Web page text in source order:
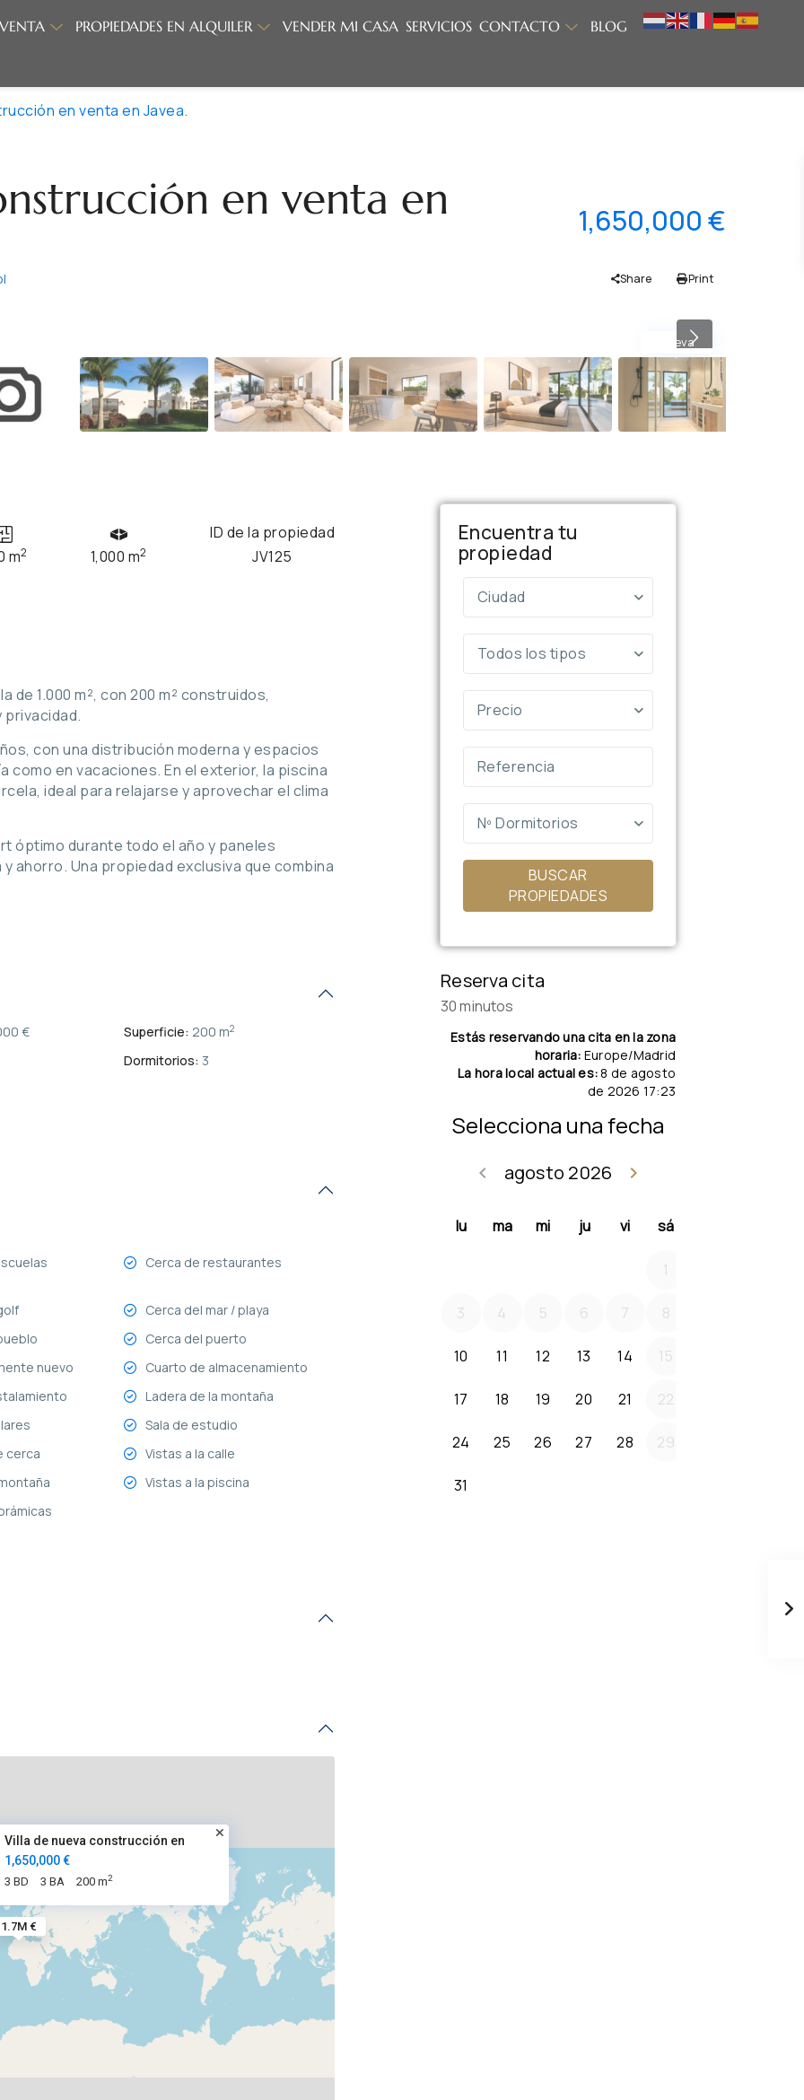
PROPIEDADES EN ALQUILER VENDER MI CASA SERVICIOS CONTACTO BLOG
en venta en Javea.
en venta en
1,650,000 €
Share Print
NuevaPrevious
m2 1,000 m2
ID de la propiedad
JV125
de 1.000 m², con 200 m² construidos,
con una distribución moderna y espacios
como en vacaciones. En el exterior, la piscina
ideal para relajarse y aprovechar el clima
óptimo durante todo el año y paneles
ahorro. Una propiedad exclusiva que combina
€ Superficie: 200 m2
Dormitorios: 3
Cerca de restaurantes
Cerca del mar / playa
Cerca del puerto
nuevo
Cuarto de almacenamiento
Ladera de la montaña
Sala de estudio
cerca
Vistas a la calle
Vistas a la piscina
1.7M €
Villa de nueva construcción en
1,650,000 €
3 BD 3 BA 200 m2
Encuentra tu
propiedad
Ciudad
Todos los tipos
Precio
Nº Dormitorios
BUSCAR
PROPIEDADES